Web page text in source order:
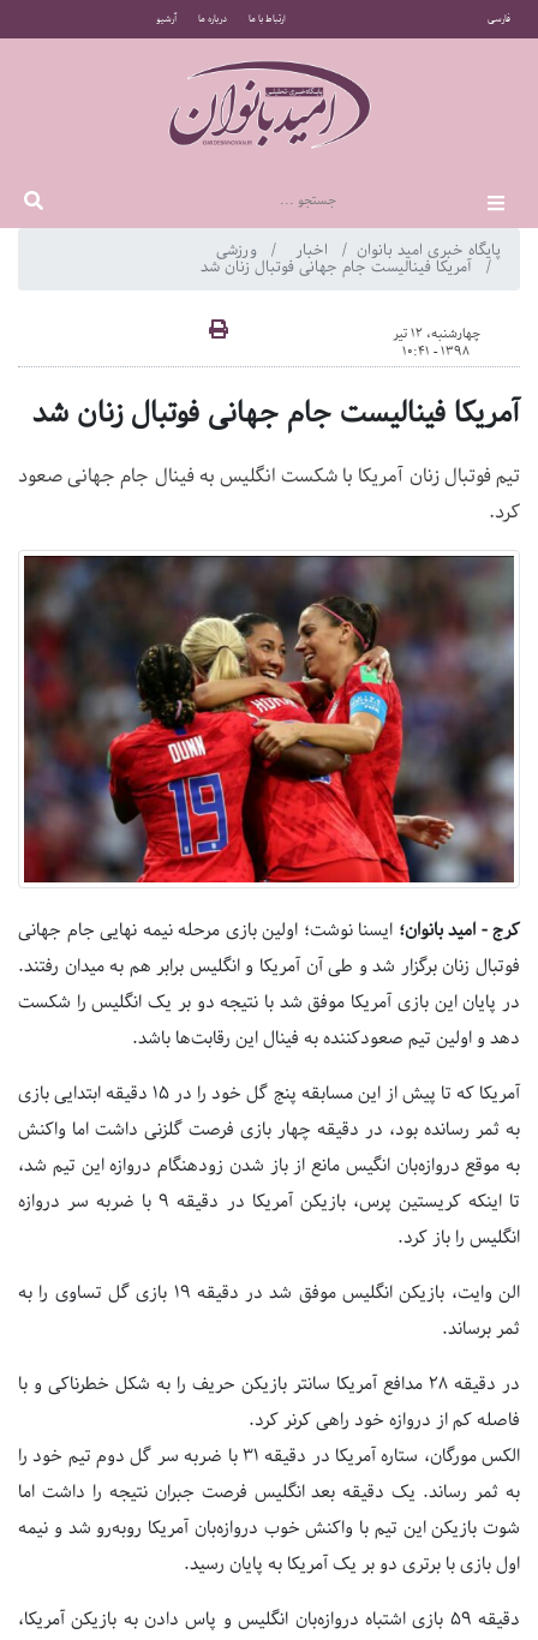
فارسی ارتباط با ما درباره ما آرشیو
پایگاه خبری امید بانوان اخبار ورزشی
آمریکا فینالیست جام جهانی فوتبال زنان شد
چهارشنبه، 12 تیر
1398 - 10:41
آمریکا فینالیست جام جهانی فوتبال زنان شد
تیم فوتبال زنان آمریکا با شکست انگلیس به فینال جام جهانی صعود
کرد.
کرج - امید بانوان؛ ایسنا نوشت؛ اولین بازی مرحله نیمه نهایی جام جهانی
فوتبال زنان برگزار شد و طی آن آمریکا و انگلیس برابر هم به میدان رفتند.
در پایان این بازی آمریکا موفق شد با نتیجه دو بر یک انگلیس را شکست
دهد و اولین تیم صعودکننده به فینال این رقابت‌ها باشد.
آمریکا که تا پیش از این مسابقه پنج گل خود را در ۱۵ دقیقه ابتدایی بازی
به ثمر رسانده بود، در دقیقه چهار بازی فرصت گلزنی داشت اما واکنش
به موقع دروازه‌بان انگیس مانع از باز شدن زودهنگام دروازه این تیم شد،
تا اینکه کریستین پرس، بازیکن آمریکا در دقیقه ۹ با ضربه سر دروازه
انگلیس را باز کرد.
الن وایت، بازیکن انگلیس موفق شد در دقیقه ۱۹ بازی گل تساوی را به
ثمر برساند.
در دقیقه ۲۸ مدافع آمریکا سانتر بازیکن حریف را به شکل خطرناکی و با
فاصله کم از دروازه خود راهی کرنر کرد.
الکس مورگان، ستاره آمریکا در دقیقه ۳۱ با ضربه سر گل دوم تیم خود را
به ثمر رساند. یک دقیقه بعد انگلیس فرصت جبران نتیجه را داشت اما
شوت بازیکن این تیم با واکنش خوب دروازه‌بان آمریکا روبه‌رو شد و نیمه
اول بازی با برتری دو بر یک آمریکا به پایان رسید.
دقیقه ۵۹ بازی اشتباه دروازه‌بان انگلیس و پاس دادن به بازیکن آمریکا،